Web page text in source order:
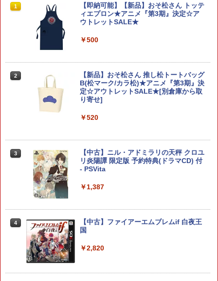
1
フロム・ソフトウェア 【封入特典付】
【Switch2】ELDEN RING Tarnished E
dition [POT-P-AAF6C NSW2 エルデン
ELDEN RING Tarnished Edition Swit
ch2版
3
ダービースタリオン2 【Switch2】 POT-
P-AB73A
4
コーエーテクモゲームス 【封入特典付】
【Switch2】進撃の巨人3 通常版 [POT-P
ウジョウ]
1
シティーズ：スカイライン リマスター
ジャパン・スペシャル・エディション
2 RIDE 6
￥5,901
【特典】ファイナルファンタジー レゾナ
ンス PS5版(【初回封入特典】魔導船＆
かけだし騎士の応援パック・かけだし騎
士のスタートダッシュパック)
￥6,526
4
【特典】MARVEL Tōkon: Fighting So
uls(【早期購入封入特典】ロビーのアイ
1
【即納可能】【新品】おそ松さん トッテ
ィエプロン★アニメ『第3期』決定☆ア
ウトレットSALE★
￥500
2
【新品】おそ松さん 推し松トートバッグ
B(松マーク/カラ松)★アニメ『第3期』決
定☆アウトレットSALE★[別倉庫から取
り寄せ]
￥520
3
【中古】ニル・アドミラリの天秤 クロユ
リ炎陽譚 限定版 予約特典(ドラマCD) 付
- PSVita
￥1,387
4
【中古】ファイアーエムブレムif 白夜王
国
￥2,820